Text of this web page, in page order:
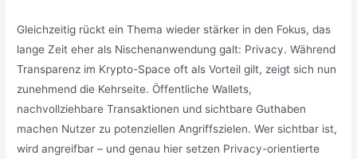
Gleichzeitig rückt ein Thema wieder stärker in den Fokus, das
lange Zeit eher als Nischenanwendung galt: Privacy. Während
Transparenz im Krypto-Space oft als Vorteil gilt, zeigt sich nun
zunehmend die Kehrseite. Öffentliche Wallets,
nachvollziehbare Transaktionen und sichtbare Guthaben
machen Nutzer zu potenziellen Angriffszielen. Wer sichtbar ist,
wird angreifbar – und genau hier setzen Privacy-orientierte